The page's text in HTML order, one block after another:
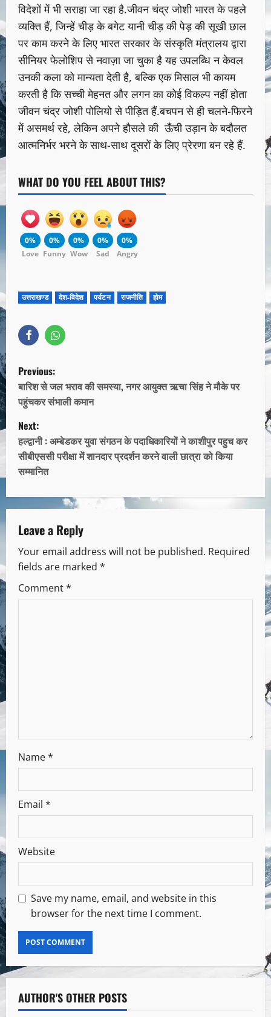
विदेशों में भी सराहा जा रहा है.जीवन चंद्र जोशी भारत के पहले
व्यक्ति हैं, जिन्हें चीड़ के बगेट यानी चीड़ की पेड़ की सूखी छाल
पर काम करने के लिए भारत सरकार के संस्कृति मंत्रालय द्वारा
सीनियर फेलोशिप से नवाज़ा जा चुका है यह उपलब्धि न केवल
उनकी कला को मान्यता देती है, बल्कि एक मिसाल भी कायम
करती है कि सच्ची मेहनत और लगन का कोई विकल्प नहीं होता
जीवन चंद्र जोशी पोलियो से पीड़ित हैं.बचपन से ही चलने-फिरने
में असमर्थ रहे, लेकिन अपने हौसले की ऊँची उड़ान के बदौलत
आत्मनिर्भर भरने के साथ-साथ दूसरों के लिए प्रेरणा बन रहे हैं.
WHAT DO YOU FEEL ABOUT THIS?
0%
Love
0%
Funny
0%
Wow
0%
Sad
0%
Angry
उत्तराखण्ड देश-विदेश पर्यटन राजनीति होम
Previous:
बारिश से जल भराव की समस्या, नगर आयुक्त ऋचा सिंह ने मौके पर
पहुंचकर संभाली कमान
Next:
हल्द्वानी : अम्बेडकर युवा संगठन के पदाधिकारियों ने काशीपुर पहुच कर
सीबीएससी परीक्षा में शानदार प्रदर्शन करने वाली छात्रा को किया
सम्मानित
Leave a Reply
Your email address will not be published. Required
fields are marked *
Comment*
Name*
Email *
Website
Save my name, email, and website in this
browser for the next time I comment.
AUTHOR'S OTHER POSTS